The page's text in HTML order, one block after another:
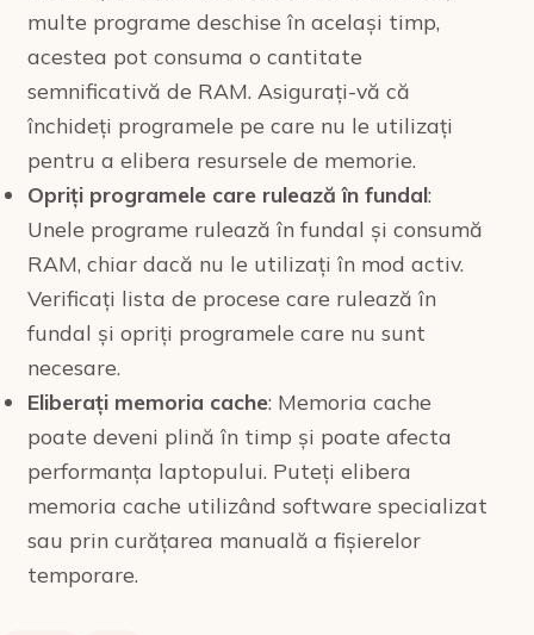
multe programe deschise în același timp,
acestea pot consuma o cantitate
semnificativă de RAM. Asigurați-vă că
închideți programele pe care nu le utilizați
pentru a elibera resursele de memorie.
Opriți programele care rulează în fundal:
Unele programe rulează în fundal și consumă
RAM, chiar dacă nu le utilizați în mod activ.
Verificați lista de procese care rulează în
fundal și opriți programele care nu sunt
necesare.
Eliberați memoria cache: Memoria cache
poate deveni plină în timp și poate afecta
performanța laptopului. Puteți elibera
memoria cache utilizând software specializat
sau prin curățarea manuală a fișierelor
temporare.